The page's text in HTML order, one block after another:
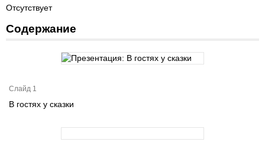
Отсутствует
Содержание
Слайд 1
В гостях у сказки